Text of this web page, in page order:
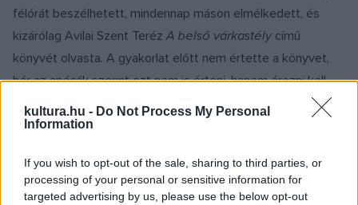
kultura.hu - Do Not Process My Personal
Information
If you wish to opt-out of the sale, sharing to third parties, or
processing of your personal or sensitive information for
targeted advertising by us, please use the below opt-out
félórát beszélhetett, mindennap máson elmélkedett, és
kizárólag Avilai Szent TerézA belső várkastély című
könyvét olvasta. A gyakorlat előtt nem értette a könyvet,
bár az apácák szerint ezt nem is érteni, hanem érezni kell.
Az
Annamaria sings/singt/énekelis ilyen: érezzük a
verstéteket, és sokszor a saját testérzeteinket érjük tetten